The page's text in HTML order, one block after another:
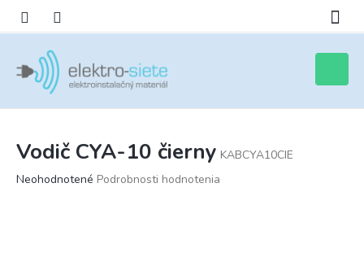
obsah
košík
Vodič CYA-10 čierny KABCYA10CIE
Priemerné
Neohodnotené Podrobnosti hodnotenia